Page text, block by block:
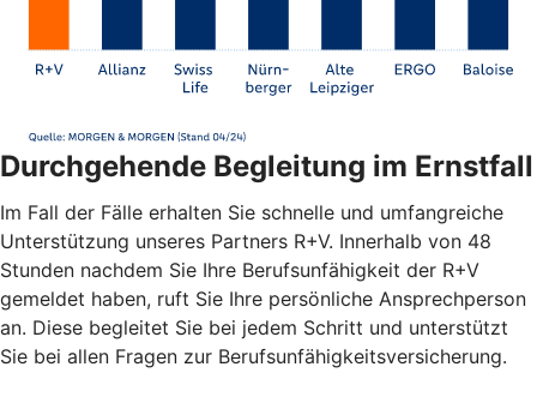
Durchgehende Begleitung im Ernstfall
Im Fall der Fälle erhalten Sie schnelle und umfangreiche
Unterstützung unseres Partners R+V. Innerhalb von 48
Stunden nachdem Sie Ihre Berufsunfähigkeit der R+V
gemeldet haben, ruft Sie Ihre persönliche Ansprechperson
an. Diese begleitet Sie bei jedem Schritt und unterstützt
Sie bei allen Fragen zur Berufsunfähigkeitsversicherung.